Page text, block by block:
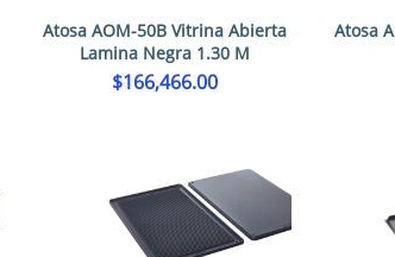
Atosa AOM-50B Vitrina Abierta
Lamina Negra 1.30 M
$166,466.00
Atosa